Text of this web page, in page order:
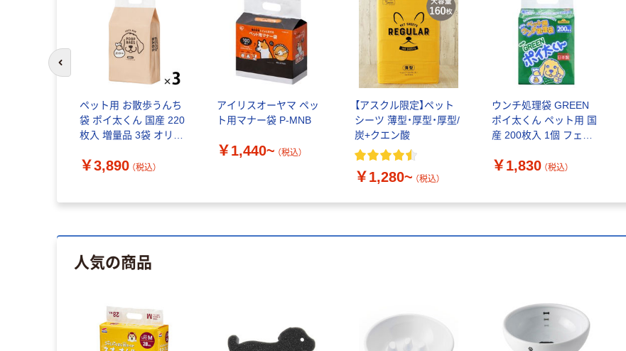
ペット用 お散歩うんち
袋 ポイ太くん 国産 220
枚入 増量品 3袋 オリジ
￥3,890 （税込）
アイリスオーヤマ ペッ
ト用マナー袋 P-MNB
￥1,440~ （税込）
【アスクル限定】ペット
シーツ 薄型・厚型・厚型/
炭+クエン酸
￥1,280~ （税込）
ウンチ処理袋 GREEN
ポイ太くん ペット用 国
産 200枚入 1個 フェニ
￥1,830 （税込）
人気の商品